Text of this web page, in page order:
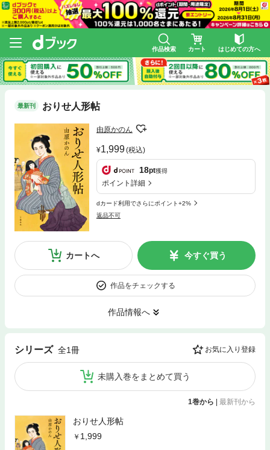
作品検索 カート はじめての方へ
最新刊 おりせ人形帖
由原かのん
1,999(税込)
18pt獲得
ポイント詳細
dカード利用でさらにポイント+2%
返品不可
カートへ 今すぐ買う
作品をチェックする
作品情報へ
シリーズ 全1冊 お気に入り登録
未購入巻をまとめて買う
1巻から | 最新刊から
おりせ人形帖
1,999